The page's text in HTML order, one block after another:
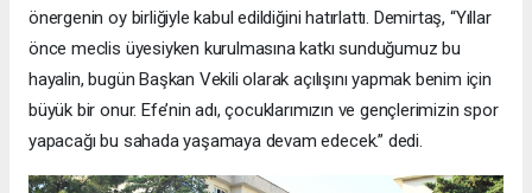
önergenin oy birliğiyle kabul edildiğini hatırlattı. Demirtaş, “Yıllar
önce meclis üyesiyken kurulmasına katkı sunduğumuz bu
hayalin, bugün Başkan Vekili olarak açılışını yapmak benim için
büyük bir onur. Efe’nin adı, çocuklarımızın ve gençlerimizin spor
yapacağı bu sahada yaşamaya devam edecek.” dedi.